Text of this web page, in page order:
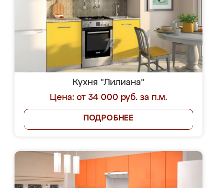
Кухня "Лилиана"
Цена: от 34 000 руб. за п.м.
ПОДРОБНЕЕ